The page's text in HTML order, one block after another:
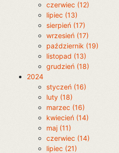
czerwiec (12)
lipiec (13)
sierpień (17)
wrzesień (17)
październik (19)
listopad (13)
grudzień (18)
2024
styczeń (16)
luty (18)
marzec (16)
kwiecień (14)
maj (11)
czerwiec (14)
lipiec (21)